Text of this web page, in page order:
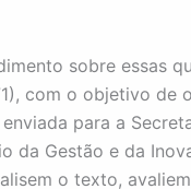
sobre essas
com o objetivo de
para a
da Gestão e da
o texto,